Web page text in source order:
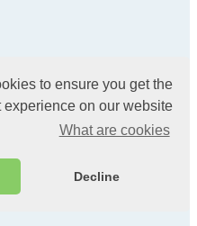
to ensure you get the
experience on our website.
What are cookies
Decline